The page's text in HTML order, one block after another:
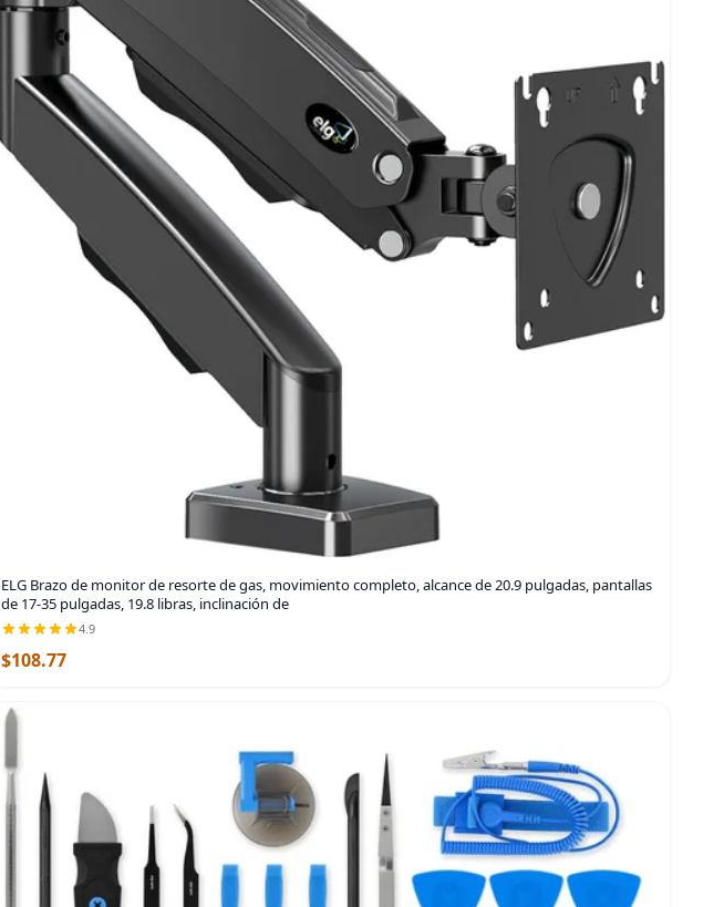
ELG Brazo de monitor de resorte de gas, movimiento completo, alcance de 20.9 pulgadas, pantallas
de 17-35 pulgadas, 19.8 libras, inclinación de
4.9
$108.77